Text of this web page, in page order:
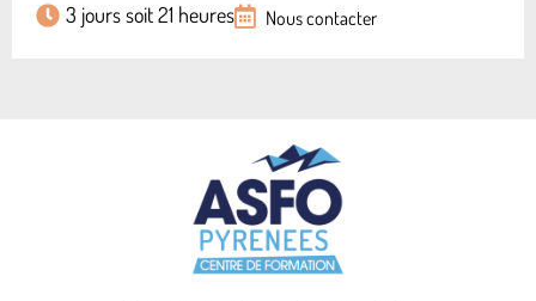
3 jours soit 21 heures Nous contacter